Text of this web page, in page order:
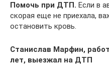
Помочь при ДТП. Если в
скорая еще не приехала,
остановить кровь.
Станислав Марфин,
лет, выезжал на ДТП